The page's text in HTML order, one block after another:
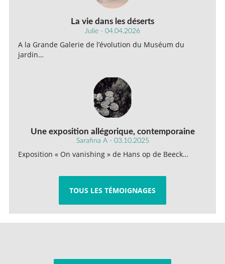
La vie dans les déserts
Julie - 04.04.2026
A la Grande Galerie de l’évolution du Muséum du
jardin…
Une exposition allégorique, contemporaine
Sarafina A - 03.10.2025
Exposition « On vanishing » de Hans op de Beeck…
TOUS LES TÉMOIGNAGES